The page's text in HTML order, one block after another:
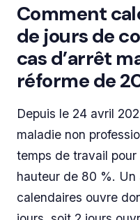
Comment
de jours de
cas d’arrêt
réforme de
Depuis le 24 avril
maladie non
temps de travail pour
hauteur de 80 %.
calendaires ouvre